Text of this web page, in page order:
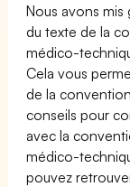
Nous avons
du texte de la
médico-
Cela vous
de la
conseils pour
avec la
médico-
pouvez